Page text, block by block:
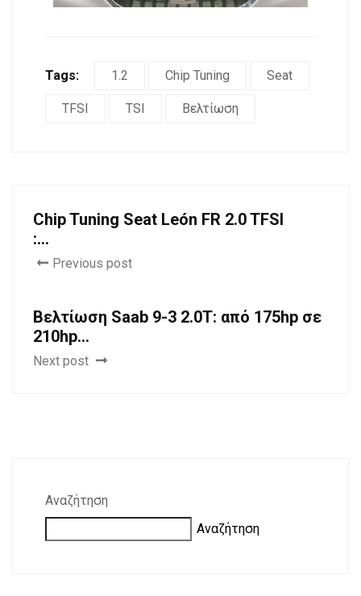
Αναζήτηση
Αναζήτηση
Tags: 1.2 Chip Tuning Seat
TFSI TSI Βελτίωση
Chip Tuning Seat León FR 2.0 TFSI
:...
Previous post
Βελτίωση Saab 9-3 2.0T: από 175hp σε
210hp...
Next post